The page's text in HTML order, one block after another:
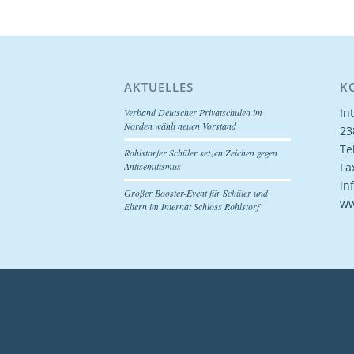
AKTUELLES
Verband Deutscher Privatschulen im
Norden wählt neuen Vorstand
Rohlstorfer Schüler setzen Zeichen gegen
Antisemitismus
Großer Booster-Event für Schüler und
Eltern im Internat Schloss Rohlstorf